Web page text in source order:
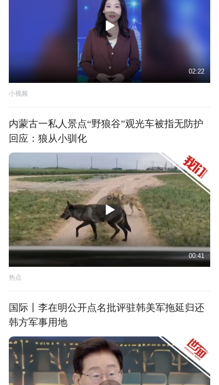
02:22
小视频
内蒙古一私人景点“野狼谷”观光车被指无防护
回应：狼从小驯化
00:41
热点
国际丨李在明公开点名批评驻韩美军拖延归还
韩方军事用地